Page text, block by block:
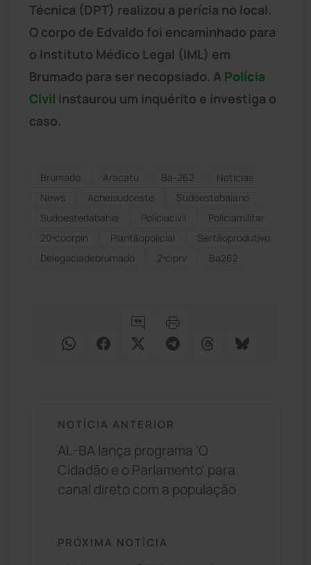
Técnica (DPT) realizou a perícia no local.
O corpo de Edvaldo foi encaminhado para
o Instituto Médico Legal (IML) em
Brumado para ser necopsiado. A Polícia
Civil instaurou um inquérito e investiga o
caso.
Brumado Aracatu Ba-262
Notícias
News
Acheisudoeste
Sudoestebaiano
Sudoestedabahia
Políciacivil
Políciamilitar
20ªcoorpin
Plantãopolicial
Sertãoprodutivo
Delegaciadebrumado
2ªciprv Ba262
NOTÍCIA ANTERIOR
AL-BA lança programa 'O
Cidadão e o Parlamento' para
canal direto com a população
PRÓXIMA NOTÍCIA